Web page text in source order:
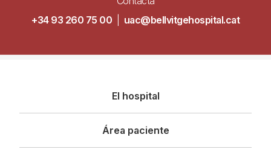
+34 93 260 75 00
uac@bellvitgehospital.cat
principal
El hospital
Área paciente